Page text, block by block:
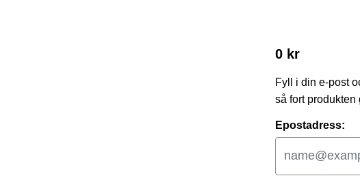
0 kr
Fyll i din e-post
så fort produkten
Epostadress: